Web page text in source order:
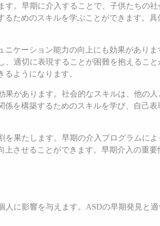
。早期に介入することで、子供たちの
ためのスキルを学ぶことができます。
ケーション能力の向上にも効果があり
適切に表現することが困難を抱えるこ
ようになります。
があります。社会的なスキルは、他の
を構築するためのスキルを学び、自己
果たします。早期の介入プログラムに
させることができます。早期介入の重
に影響を与えます。ASDの早期発見と